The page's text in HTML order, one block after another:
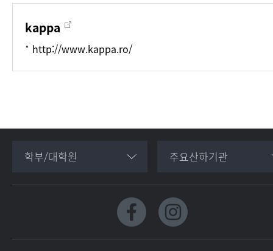
kappa
http://www.kappa.ro/
학부/대학원 주요산하기관